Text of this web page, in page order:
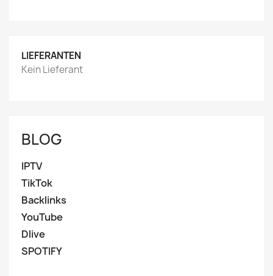
LIEFERANTEN
Kein Lieferant
BLOG
IPTV
TikTok
Backlinks
YouTube
Dlive
SPOTIFY